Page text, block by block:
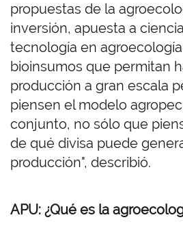
propuestas de la
inversión, apuesta a
tecnología en
bioinsumos que permitan
producción a gran escala
piensen el modelo
conjunto, no sólo que
de qué divisa puede
producción", describió.
APU: ¿Qué es la